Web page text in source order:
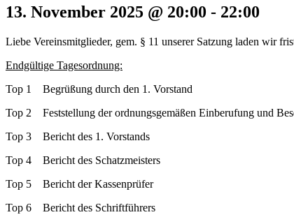
13. November 2025 @ 20:00 - 22:00
Liebe Vereinsmitglieder, gem. § 11 unserer Satzung laden wir
Endgültige Tagesordnung:
Top 1 Begrüßung durch den 1. Vorstand
Top 2 Feststellung der ordnungsgemäßen Einberufung und
Top 3 Bericht des 1. Vorstands
Top 4 Bericht des Schatzmeisters
Top 5 Bericht der Kassenprüfer
Top 6 Bericht des Schriftführers